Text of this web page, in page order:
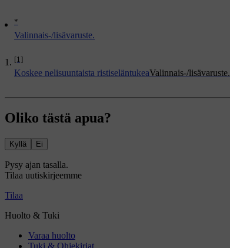
*
Valinnais-/lisävaruste.
[1]
Koskee nelisuuntaista ristiseläntukeaValinnais-/lisävaruste.
Oliko tästä apua?
Kyllä Ei